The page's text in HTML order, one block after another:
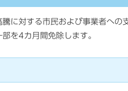
騰に対する市民および事業者への
部を4カ月間免除します。